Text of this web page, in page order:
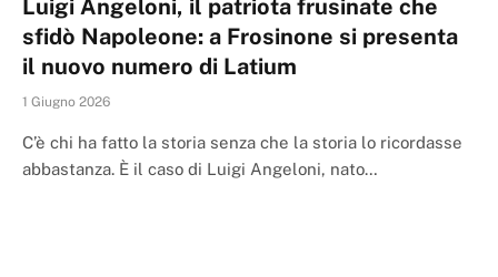
Luigi Angeloni, il patriota frusinate che
sfidò Napoleone: a Frosinone si presenta
il nuovo numero di Latium
1 Giugno 2026
C’è chi ha fatto la storia senza che la storia lo ricordasse
abbastanza. È il caso di Luigi Angeloni, nato…